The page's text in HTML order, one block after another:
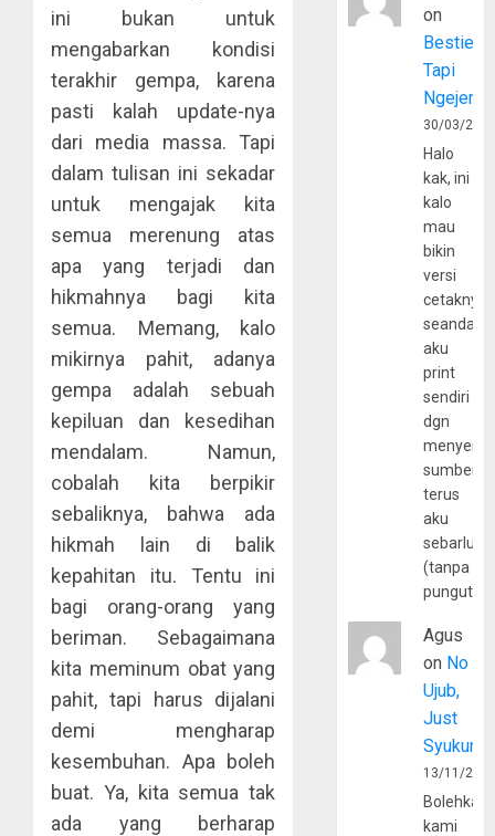
ini bukan untuk
mengabarkan kondisi
terakhir gempa, karena
pasti kalah update-nya
dari media massa. Tapi
dalam tulisan ini sekadar
untuk mengajak kita
semua merenung atas
apa yang terjadi dan
hikmahnya bagi kita
semua. Memang, kalo
mikirnya pahit, adanya
gempa adalah sebuah
kepiluan dan kesedihan
mendalam. Namun,
cobalah kita berpikir
sebaliknya, bahwa ada
hikmah lain di balik
kepahitan itu. Tentu ini
bagi orang-orang yang
beriman. Sebagaimana
kita meminum obat yang
pahit, tapi harus dijalani
demi mengharap
kesembuhan. Apa boleh
buat. Ya, kita semua tak
ada yang berharap
on
Bestie
Tapi
30/03/
Halo
kak, ini
kalo
mau
bikin
versi
cetaknya
aku
print
sendiri
dgn
sumber
terus
aku
(tanpa
Agus
on No
Ujub,
Just
Syukur
13/11/
Bolehkah
kami